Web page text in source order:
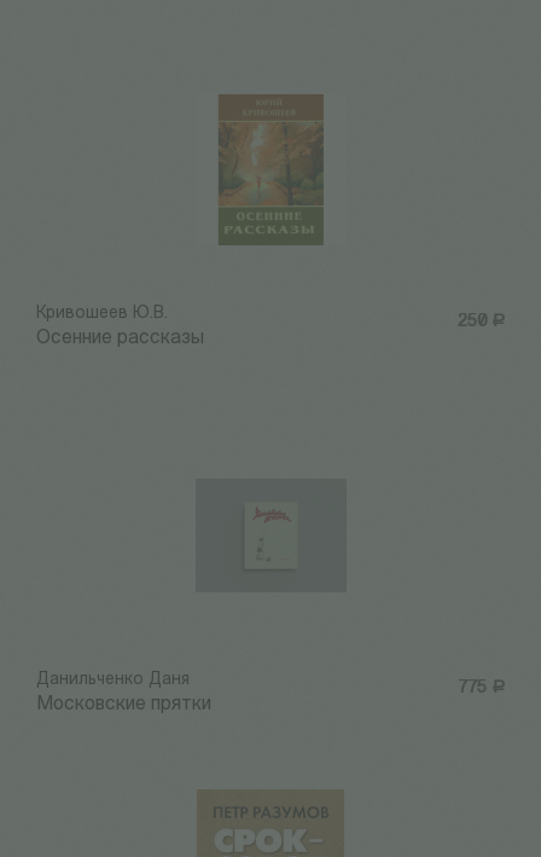
250 Р
Кривошеев Ю.В.
Осенние рассказы
775 Р
Данильченко Даня
Московские прятки